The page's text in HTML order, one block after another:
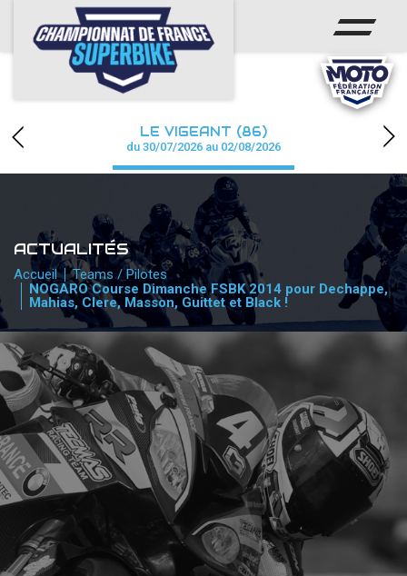
ACCUEIL
CHAMPIONNAT
CALENDRIER
PHOTOS / WEB TV
PARTENAIRES
PRESSE
PRESSE
accéder à la billetterie
LE VIGEANT (86)
du 30/07/2026 au 02/08/2026
ACTUALITÉS
Accueil
Teams / Pilotes
NOGARO Course Dimanche FSBK 2014 pour Dechappe,
Mahias, Clere, Masson, Guittet et Black !